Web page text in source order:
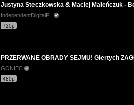
Justyna Steczkowska & Maciej Maleńczuk -
IndependentDigitalPL
720p
PRZERWANE OBRADY SEJMU! Giertych
GONIEC
480p